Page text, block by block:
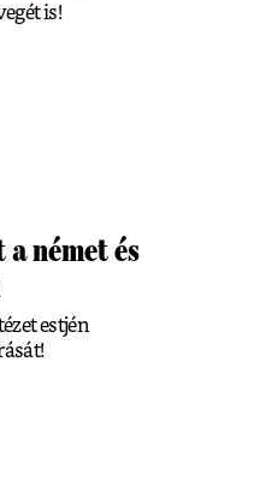
is!
német és
estjén